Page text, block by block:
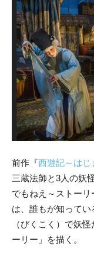
前作『西遊記～はじ
三蔵法師と3人の妖
でもねえ～ストー
は、誰もが知って
（びくこく）で妖
ーリー」を描く。